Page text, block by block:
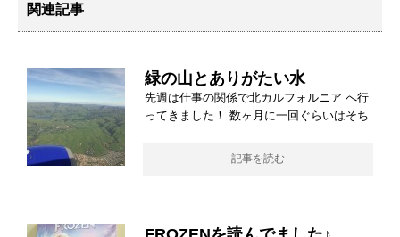
関連記事
緑の山とありがたい水
先週は仕事の関係で北カルフォルニア へ行
ってきました！ 数ヶ月に一回ぐらいはそち
記事を読む